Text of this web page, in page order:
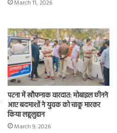
March 11, 2026
पटना में खौफनाक वारदात: मोबाइल छीनने
आए बदमाशों ने युवक को चाकू मारकर
किया लहूलुहान
March 9, 2026